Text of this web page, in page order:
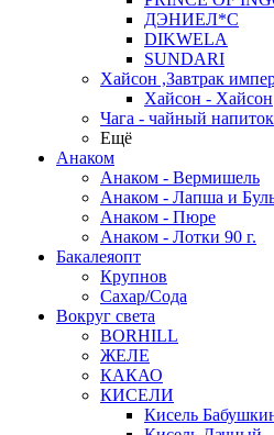
ДЭНИЕЛ*С
DIKWELA
SUNDARI
Хайсон ,Завтрак
Хайсон - Хайсон
Чага - чайный напиток
Ещё
Анаком
Анаком - Вермишель
Анаком - Лапша и
Анаком - Пюре
Анаком - Лотки 90 г.
Бакалеяопт
Крупнов
Сахар/Сода
Вокруг света
BORHILL
ЖЕЛЕ
КАКАО
КИСЕЛИ
Кисель